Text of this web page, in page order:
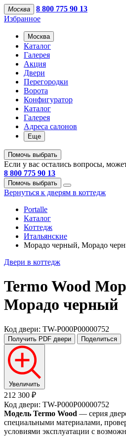
Москва
8 800 775 90 13
Избранное
Москва
Каталог
Галерея
Акция
Двери
Перегородки
Ворота
Конфигуратор
Каталог
Галерея
Адреса салонов
Еще
Помочь выбрать
Если у вас остались вопросы,
8 800 775 90 13
Помочь выбрать
Вернуться к дверям в коттедж
Portalle
Каталог
Коттедж
Итальянские
Морадо черный, Морадо
Двери в коттедж
Termo Wood
Морадо черный
Код двери: TW-P000P00000752
Получить PDF двери Поделиться
Увеличить
212 300 ₽
Код двери: TW-P000P00000752
Модель Termo Wood — серия
специальными материалами,
условиями эксплуатации с